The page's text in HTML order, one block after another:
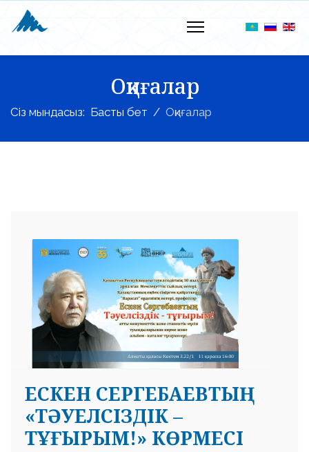
Оқиғалар
Сіз мындасыз: Басты бет Оқиғалар
ЕСКЕН СЕРГЕБАЕВТЫҢ
«ТӘУЕЛСІЗДІК –
ТҰҒЫРЫМ!» КӨРМЕСІ